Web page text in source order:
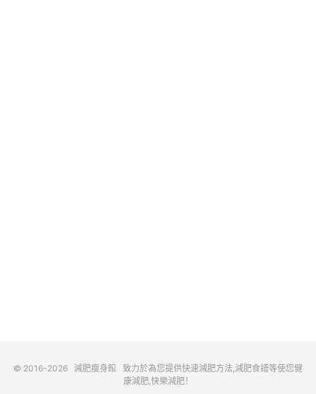
© 2016-2026 減肥瘦身館 致力於為您提供快速減肥方法,減肥食譜等使您健
康減肥,快樂減肥！